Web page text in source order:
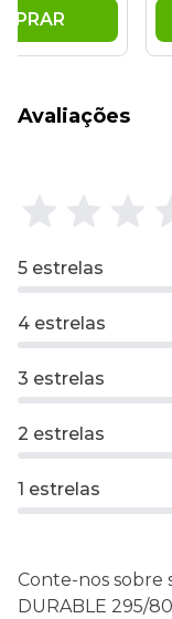
Avaliações
5 estrelas
4 estrelas
3 estrelas
2 estrelas
1 estrelas
Conte-nos sobre
DURABLE 295/